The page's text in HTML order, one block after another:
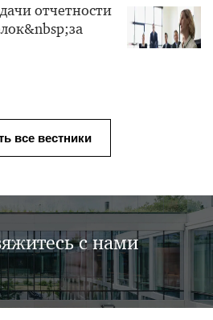
отчетности
все вестники
с нами